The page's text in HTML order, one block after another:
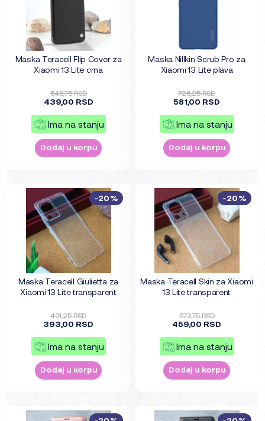
Maska Teracell Flip Cover za
Xiaomi 13 Lite crna
548,75 RSD
439,00 RSD
Ima na stanju
Dodaj u korpu
Maska Nillkin Scrub Pro za
Xiaomi 13 Lite plava
726,25 RSD
581,00 RSD
Ima na stanju
Dodaj u korpu
Maska Teracell Giulietta za
Xiaomi 13 Lite transparent
491,25 RSD
393,00 RSD
Ima na stanju
Dodaj u korpu
-20%
Maska Teracell Skin za Xiaomi
13 Lite transparent
573,75 RSD
459,00 RSD
Ima na stanju
Dodaj u korpu
-20%